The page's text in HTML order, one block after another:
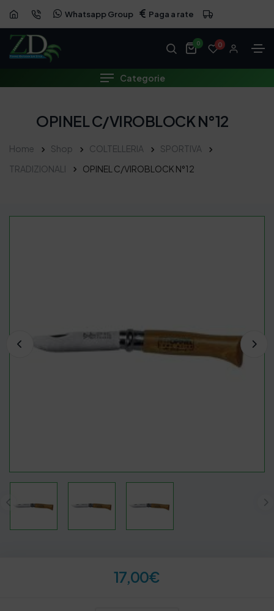
Whatsapp Group Paga a rate
0 0
Categorie
OPINEL C/VIROBLOCK N°12
Home Shop COLTELLERIA
SPORTIVA
TRADIZIONALI
OPINEL C/VIROBLOCK N°12
17,00€